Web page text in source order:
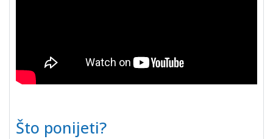
Što ponijeti?